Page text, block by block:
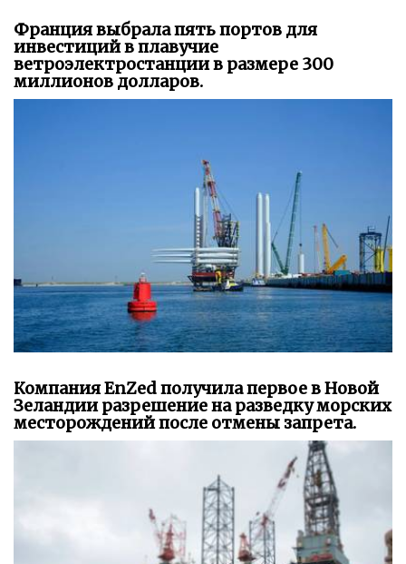
Франция выбрала пять портов для
инвестиций в плавучие
ветроэлектростанции в размере 300
миллионов долларов.
Компания EnZed получила первое в Новой
Зеландии разрешение на разведку морских
месторождений после отмены запрета.